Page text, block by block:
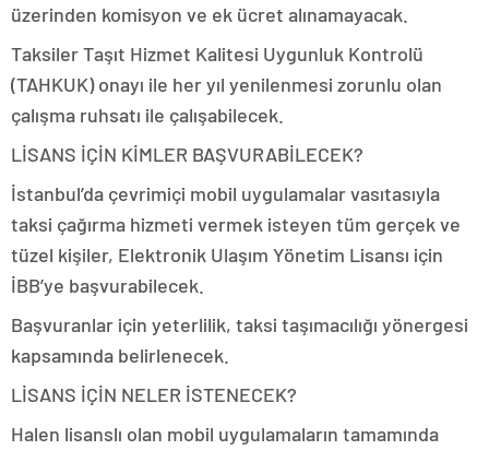
üzerinden komisyon ve ek ücret alınamayacak.
Taksiler Taşıt Hizmet Kalitesi Uygunluk Kontrolü
(TAHKUK) onayı ile her yıl yenilenmesi zorunlu olan
çalışma ruhsatı ile çalışabilecek.
LİSANS İÇİN KİMLER BAŞVURABİLECEK?
İstanbul’da çevrimiçi mobil uygulamalar vasıtasıyla
taksi çağırma hizmeti vermek isteyen tüm gerçek ve
tüzel kişiler, Elektronik Ulaşım Yönetim Lisansı için
İBB’ye başvurabilecek.
Başvuranlar için yeterlilik, taksi taşımacılığı yönergesi
kapsamında belirlenecek.
LİSANS İÇİN NELER İSTENECEK?
Halen lisanslı olan mobil uygulamaların tamamında